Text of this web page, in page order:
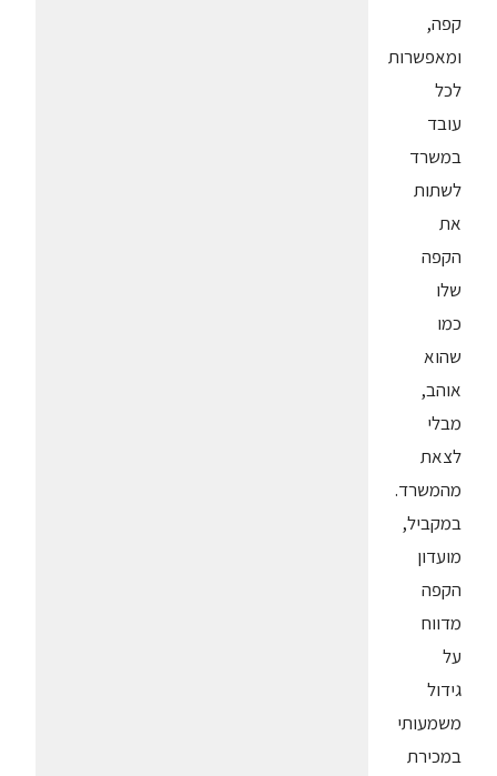
קפה,
ומאפשרות
לכל
עובד
במשרד
לשתות
את
הקפה
שלו
כמו
שהוא
אוהב,
מבלי
לצאת
מהמשרד.
במקביל,
מועדון
הקפה
מדווח
על
גידול
משמעותי
במכירת